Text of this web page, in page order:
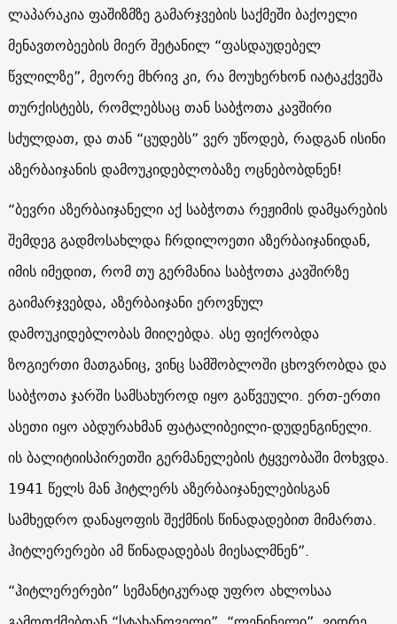
ლაპარაკია ფაშიზმზე გამარჯვების საქმეში ბაქოელი
მენავთობეების მიერ შეტანილ “ფასდაუდებელ
წვლილზე”, მეორე მხრივ კი, რა მოუხერხონ იატაკქვეშა
თურქისტებს, რომლებსაც თან საბჭოთა კავშირი
სძულდათ, და თან “ცუდებს” ვერ უწოდებ, რადგან ისინი
აზერბაიჯანის დამოუკიდებლობაზე ოცნებობდნენ!
“ბევრი აზერბაიჯანელი აქ საბჭოთა რეჟიმის დამყარების
შემდეგ გადმოსახლდა ჩრდილოეთი აზერბაიჯანიდან,
იმის იმედით, რომ თუ გერმანია საბჭოთა კავშირზე
გაიმარჯვებდა, აზერბაიჯანი ეროვნულ
დამოუკიდებლობას მიიღებდა. ასე ფიქრობდა
ზოგიერთი მათგანიც, ვინც სამშობლოში ცხოვრობდა და
საბჭოთა ჯარში სამსახუროდ იყო გაწვეული. ერთ-ერთი
ასეთი იყო აბდურახმან ფატალიბეილი-დუდენგინელი.
ის ბალიტიისპირეთში გერმანელების ტყვეობაში მოხვდა.
1941 წელს მან ჰიტლერს აზერბაიჯანელებისგან
სამხედრო დანაყოფის შექმნის წინადადებით მიმართა.
ჰიტლერერები ამ წინადადებას მიესალმნენ”.
“ჰიტლერერები” სემანტიკურად უფრო ახლოსაა